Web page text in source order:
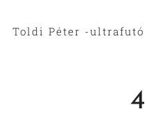
Toldi Péter -ultrafutó